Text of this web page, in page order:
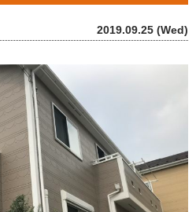
2019.09.25 (Wed)